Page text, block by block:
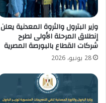
وزير البترول والثروة المعدنية يعلن
إنطلاق المرحلة الأولى لطرح
شركات القطاع بالبورصة المصرية
28 يونيو، 2026